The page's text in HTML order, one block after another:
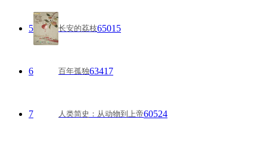
5 长安的荔枝65015
6 百年孤独63417
7 人类简史：从动物到上帝60524